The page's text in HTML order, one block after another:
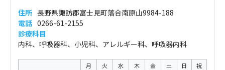
住所 長野県諏訪郡富士見町落合南原山9984-188
電話 0266-61-2155
診療科目
内科、呼吸器科、小児科、アレルギー科、呼吸器内科
月 火 水 木 金 土 日 祝